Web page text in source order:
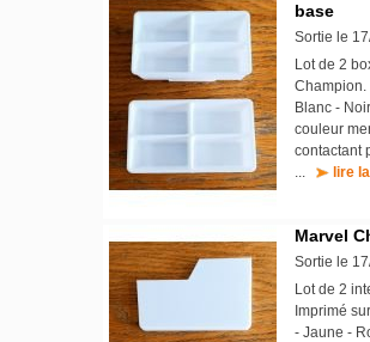
base
Sortie le
Lot de 2
Champion.
Blanc -
couleur
contactant
...
lire
Marvel
Sortie le
Lot de 2
Imprimé
- Jaune -